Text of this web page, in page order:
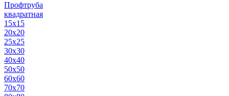
Профтруба
квадратная
15х15
20х20
25х25
30х30
40х40
50х50
60х60
70х70